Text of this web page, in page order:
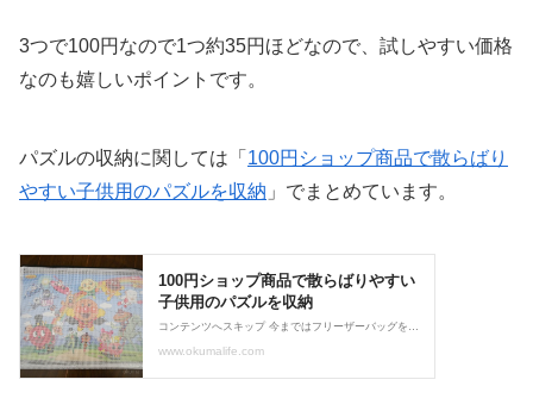
3つで100円なので1つ約35円ほどなので、試しやすい価格
なのも嬉しいポイントです。
パズルの収納に関しては「 100円ショップ商品で散らばり
やすい子供用のパズルを収納 」でまとめています。